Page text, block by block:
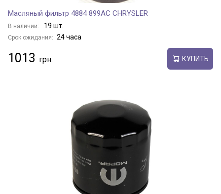
Масляный фильтр 4884 899AC CHRYSLER
В наличии: 19 шт.
Срок ожидания: 24 часа
1013 КУПИТЬ